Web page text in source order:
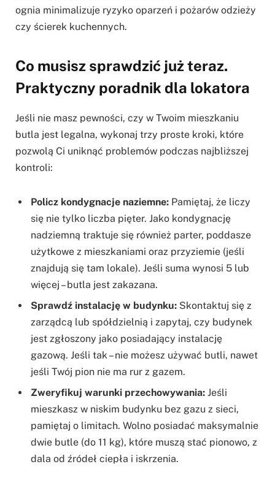
ognia minimalizuje ryzyko oparzeń i pożarów odzieży
czy ścierek kuchennych.
Co musisz sprawdzić już teraz.
Praktyczny poradnik dla lokatora
Jeśli nie masz pewności, czy w Twoim mieszkaniu
butla jest legalna, wykonaj trzy proste kroki, które
pozwolą Ci uniknąć problemów podczas najbliższej
kontroli:
Policz kondygnacje naziemne: Pamiętaj, że liczy
się nie tylko liczba pięter. Jako kondygnację
nadziemną traktuje się również parter, poddasze
użytkowe z mieszkaniami oraz przyziemie (jeśli
znajdują się tam lokale). Jeśli suma wynosi 5 lub
więcej – butla jest zakazana.
Sprawdź instalację w budynku: Skontaktuj się z
zarządcą lub spółdzielnią i zapytaj, czy budynek
jest zgłoszony jako posiadający instalację
gazową. Jeśli tak – nie możesz używać butli, nawet
jeśli Twój pion nie ma rur z gazem.
Zweryfikuj warunki przechowywania: Jeśli
mieszkasz w niskim budynku bez gazu z sieci,
pamiętaj o limitach. Wolno posiadać maksymalnie
dwie butle (do 11 kg), które muszą stać pionowo, z
dala od źródeł ciepła i iskrzenia.